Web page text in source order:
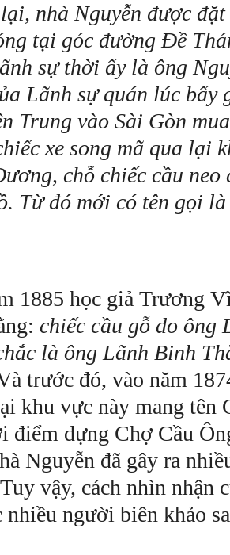
nhà Nguyễn được
tại góc đường Ðề
sự thời ấy là ông
Lãnh sự quán lúc
Trung vào Sài Gòn
xe song mã qua lại
chỗ chiếc cầu neo
Từ đó mới có tên gọi
1885 học giả Trương
chiếc cầu gỗ do ông
là ông Lãnh Binh
trước đó, vào năm
khu vực này mang tên
điểm dựng Chợ Cầu
Nguyễn đã gây ra
vậy, cách nhìn nhận
người biên khảo